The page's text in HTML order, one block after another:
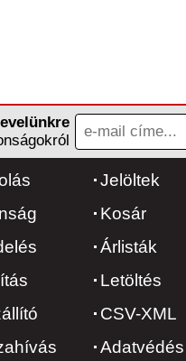
Jelöltek
Kosár
Árlisták
Letöltés
CSV-XML
Adatvédés